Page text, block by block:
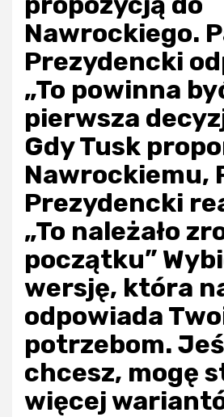
Nawrockiego.
Prezydencki
„To powinna
pierwsza
Gdy Tusk
Nawrockiemu,
Prezydencki
„To należało
początku”
wersję, która
odpowiada
potrzebom.
chcesz, mogę
więcej